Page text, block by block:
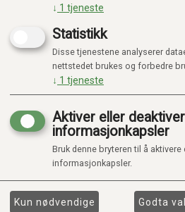
↓ 1 tjeneste
Statistikk
Disse tjenestene analyserer
nettstedet brukes og forbedre
↓ 1 tjeneste
Aktiver eller
informasjonkapsler
Bruk denne bryteren til å
informasjonkapsler.
Kun nødvendige Godta